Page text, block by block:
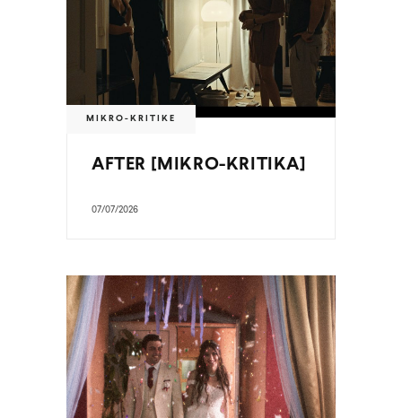
MIKRO-KRITIKE
AFTER [MIKRO-KRITIKA]
07/07/2026